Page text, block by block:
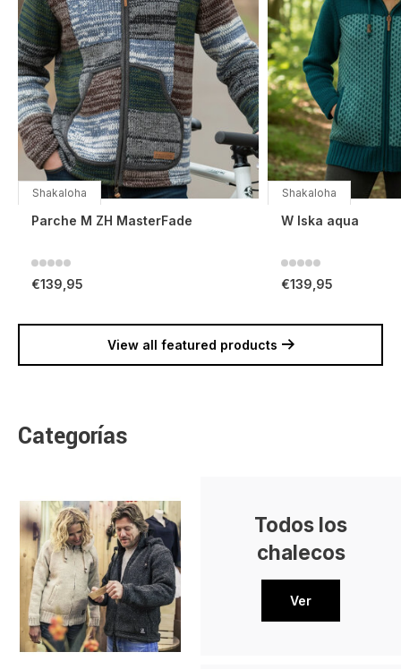
Shakaloha
Parche M ZH MasterFade
€139,95
Shakaloha
W Iska aqua
€139,95
View all featured products
Categorías
Todos los
chalecos
Ver